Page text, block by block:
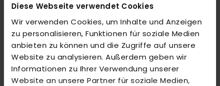
Diese Webseite verwendet Cookies
Wir verwenden Cookies, um Inhalte und Anzeigen
zu personalisieren, Funktionen für soziale Medien
anbieten zu können und die Zugriffe auf unsere
Website zu analysieren. Außerdem geben wir
Informationen zu Ihrer Verwendung unserer
Website an unsere Partner für soziale Medien,
REVIEWS
SIMILAR PRODUCTS
Check items to add to the cart orselect all